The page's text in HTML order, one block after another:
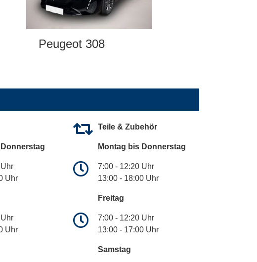
Peugeot 308
Uhr
Uhr
Teile & Zubehör
Montag bis Donnerstag
7:00 - 12:20 Uhr
13:00 - 18:00 Uhr
Freitag
7:00 - 12:20 Uhr
13:00 - 17:00 Uhr
Samstag